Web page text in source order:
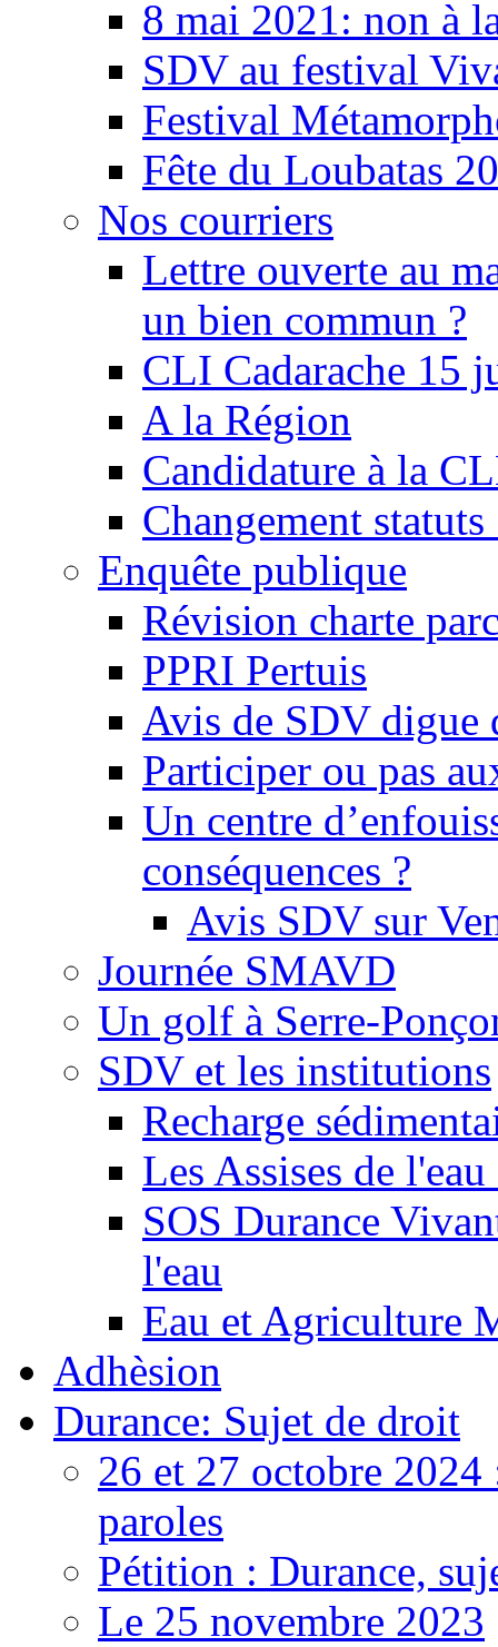
8 mai 2021: non à
SDV au festival
Festival
Fête du Loubatas
Nos courriers
Lettre ouverte au
un bien commun ?
CLI Cadarache 15
A la Région
Candidature à la
Changement
Enquête publique
Révision charte
PPRI Pertuis
Avis de SDV digue
Participer ou pas
Un centre
conséquences ?
Avis SDV sur
Journée SMAVD
Un golf à Serre-
SDV et les institutions
Recharge
Les Assises de
SOS Durance
l'eau
Eau et Agriculture
Adhèsion
Durance: Sujet de droit
26 et 27 octobre 2024
paroles
Pétition : Durance,
Le 25 novembre 2023